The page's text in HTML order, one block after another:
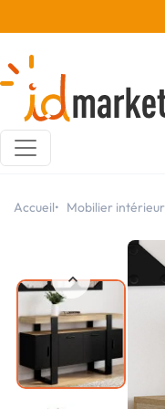
Accueil Mobilier intérieur